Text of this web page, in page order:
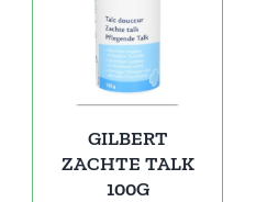
GILBERT
ZACHTE TALK
100G